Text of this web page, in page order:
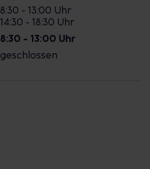
8:30 - 13:00 Uhr
14:30 - 18:30 Uhr
8:30 - 13:00 Uhr
geschlossen